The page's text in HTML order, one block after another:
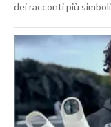
dei racconti più